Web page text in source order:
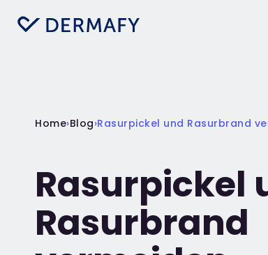
Home›Blog›Rasurpickel und Rasurbrand
Rasurpickel
Rasurbrand